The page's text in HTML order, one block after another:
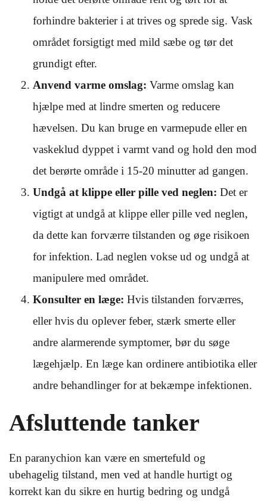
forhindre bakterier i at trives og sprede sig. Vask
området forsigtigt med mild sæbe og tør det
grundigt efter.
Anvend varme omslag: Varme omslag kan
hjælpe med at lindre smerten og reducere
hævelsen. Du kan bruge en varmepude eller en
vaskeklud dyppet i varmt vand og hold den mod
det berørte område i 15-20 minutter ad gangen.
Undgå at klippe eller pille ved neglen: Det er
vigtigt at undgå at klippe eller pille ved neglen,
da dette kan forværre tilstanden og øge risikoen
for infektion. Lad neglen vokse ud og undgå at
manipulere med området.
Konsulter en læge: Hvis tilstanden forværres,
eller hvis du oplever feber, stærk smerte eller
andre alarmerende symptomer, bør du søge
lægehjælp. En læge kan ordinere antibiotika eller
andre behandlinger for at bekæmpe infektionen.
Afsluttende tanker
En paranychion kan være en smertefuld og
ubehagelig tilstand, men ved at handle hurtigt og
korrekt kan du sikre en hurtig bedring og undgå